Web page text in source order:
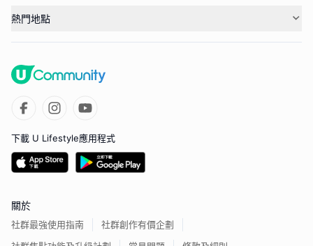
熱門地點
下載 U Lifestyle應用程式
關於
社群最強使用指南
社群創作有價企劃